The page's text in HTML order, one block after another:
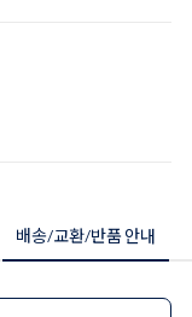
배송/교환/반품 안내